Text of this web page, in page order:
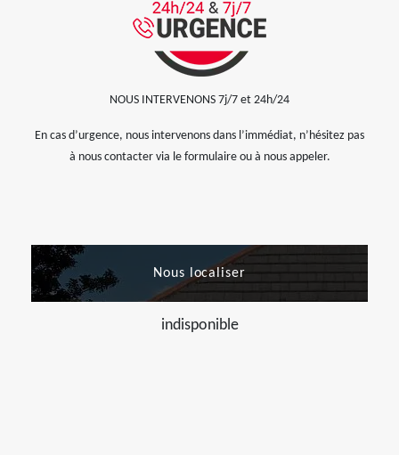
NOUS INTERVENONS 7j/7 et 24h/24
En cas d’urgence, nous intervenons dans l’immédiat, n’hésitez pas
à nous contacter via le formulaire ou à nous appeler.
Nous localiser
indisponible